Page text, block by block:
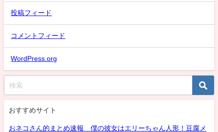
投稿フィード
コメントフィード
WordPress.org
おすすめサイト
おネコさん的まとめ速報 僕の彼女はエリーちゃん人形！豆腐メ